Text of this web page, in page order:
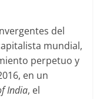
del
mundial,
perpetuo y
en un
India, el